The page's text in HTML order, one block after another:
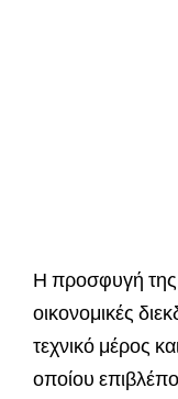
Η προσφυγή της
οικονομικές
τεχνικό μέρος
οποίου